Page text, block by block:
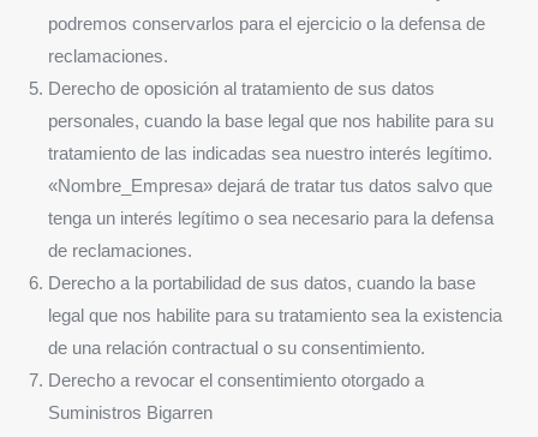
podremos conservarlos para el ejercicio o la defensa de
reclamaciones.
Derecho de oposición al tratamiento de sus datos
personales, cuando la base legal que nos habilite para su
tratamiento de las indicadas sea nuestro interés legítimo.
«Nombre_Empresa» dejará de tratar tus datos salvo que
tenga un interés legítimo o sea necesario para la defensa
de reclamaciones.
Derecho a la portabilidad de sus datos, cuando la base
legal que nos habilite para su tratamiento sea la existencia
de una relación contractual o su consentimiento.
Derecho a revocar el consentimiento otorgado a
Suministros Bigarren